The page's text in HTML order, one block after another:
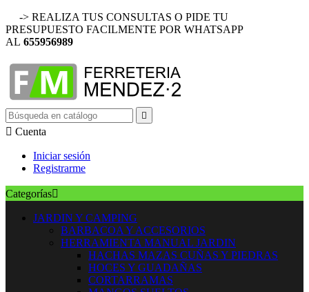
-> REALIZA TUS CONSULTAS O PIDE TU
PRESUPUESTO FACILMENTE POR WHATSAPP
AL 655956989

 Cuenta
Iniciar sesión
Registrarme
Categorías
JARDIN Y CAMPING
BARBACOA Y ACCESORIOS
HERRAMIENTA MANUAL JARDIN
HACHAS MAZAS CUÑAS Y PIEDRAS
HOCES Y GUADAÑAS
CORTARRAMAS